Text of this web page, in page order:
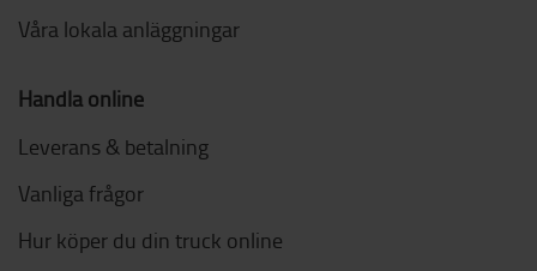
Våra lokala anläggningar
Handla online
Leverans & betalning
Vanliga frågor
Hur köper du din truck online